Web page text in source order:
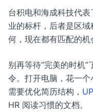
台积电和海成科技代
业的标杆，后者是区
何，现在都有匹配的机
别再等待“完美的时机
令。打开电脑，花一
需要优化简历结构，
HR 阅读习惯的文档。